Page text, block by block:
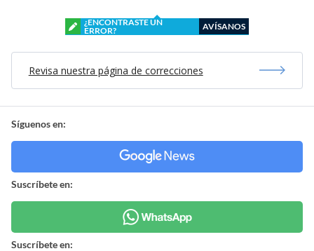
¿ENCONTRASTE UN
ERROR?
AVÍSANOS
Revisa nuestra página de correcciones
Síguenos en:
Suscríbete en:
Suscríbete en: